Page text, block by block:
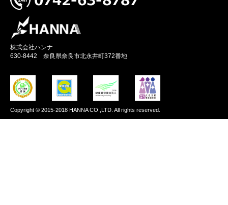
株式会社ハンナ
630-8442 奈良県奈良市北永井町372番地
Copyright © 2015-2018 HANNA CO.,LTD. All rights reserved.